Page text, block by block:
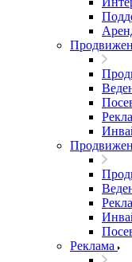
Реклама